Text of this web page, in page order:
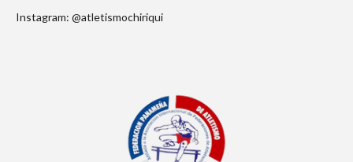
Instagram: @atletismochiriqui